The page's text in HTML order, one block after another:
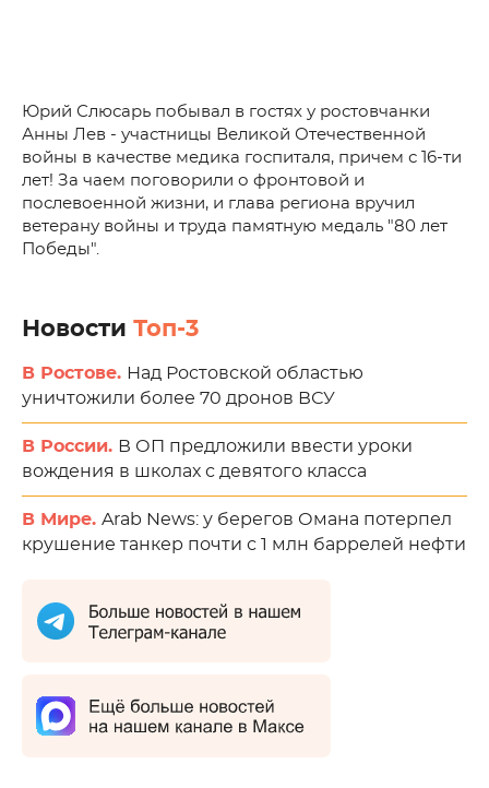
Юрий Слюсарь побывал в гостях у ростовчанки
Анны Лев - участницы Великой Отечественной
войны в качестве медика госпиталя, причем с 16-ти
лет! За чаем поговорили о фронтовой и
послевоенной жизни, и глава региона вручил
ветерану войны и труда памятную медаль "80 лет
Победы".
Новости Топ-3
В Ростове. Над Ростовской областью
уничтожили более 70 дронов ВСУ
В России. В ОП предложили ввести уроки
вождения в школах с девятого класса
В Мире. Arab News: у берегов Омана потерпел
крушение танкер почти с 1 млн баррелей нефти